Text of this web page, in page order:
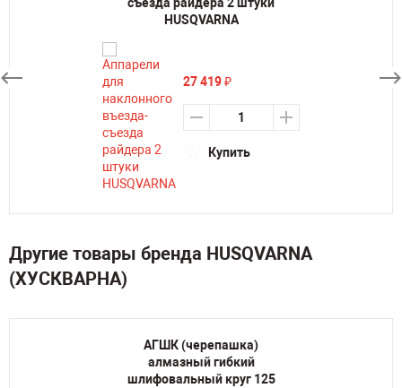
HUSQVARNA
27 419₽
Купить
Другие товары бренда HUSQVARNA
(ХУСКВАРНА)
АГШК (черепашка)
алмазный гибкий
шлифовальный круг 125